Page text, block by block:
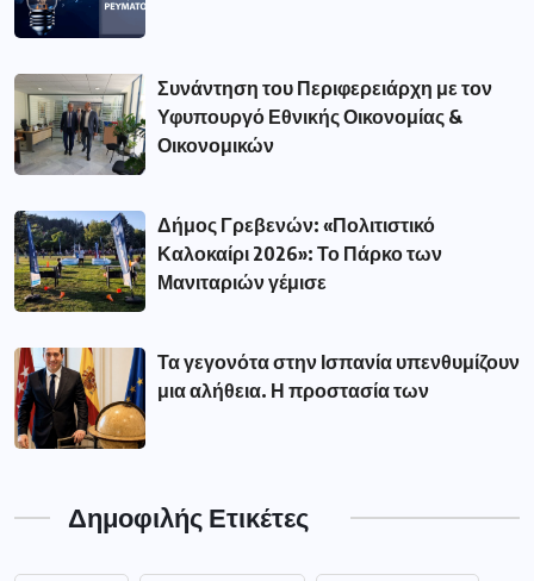
Συνάντηση του Περιφερειάρχη με τον
Υφυπουργό Εθνικής Οικονομίας &
Οικονομικών
Δήμος Γρεβενών: «Πολιτιστικό
Καλοκαίρι 2026»: Το Πάρκο των
Μανιταριών γέμισε
Τα γεγονότα στην Ισπανία υπενθυμίζουν
μια αλήθεια. Η προστασία των
Δημοφιλής Ετικέτες